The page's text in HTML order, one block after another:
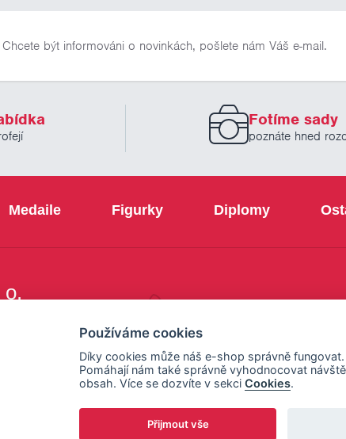
Chcete být informováni o novinkách, pošlete nám Váš e-mail.
Fotíme sady
poznáte hned
Medaile Figurky Diplomy
nastavení cookies
Používáme cookies
Díky cookies může náš e-shop správně fungovat.
Pomáhají nám také správně vyhodnocovat
obsah. Více se dozvíte v sekci Cookies.
Přijmout vše